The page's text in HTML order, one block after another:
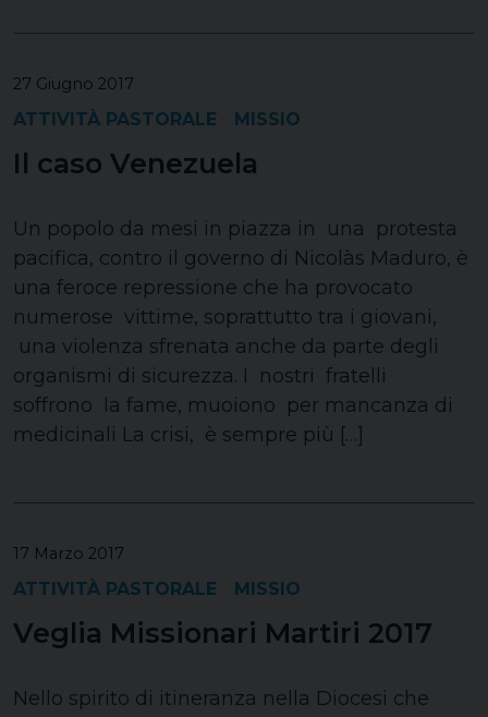
27 Giugno 2017
ATTIVITÀ PASTORALE MISSIO
Il caso Venezuela
Un popolo da mesi in piazza in una protesta
pacifica, contro il governo di Nicolàs Maduro, è
una feroce repressione che ha provocato
numerose vittime, soprattutto tra i giovani,
una violenza sfrenata anche da parte degli
organismi di sicurezza. I nostri fratelli
soffrono la fame, muoiono per mancanza di
medicinali La crisi, è sempre più […]
17 Marzo 2017
ATTIVITÀ PASTORALE MISSIO
Veglia Missionari Martiri 2017
Nello spirito di itineranza nella Diocesi che